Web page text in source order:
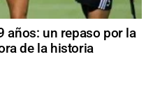
años: un repaso por la
de la historia